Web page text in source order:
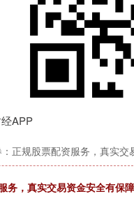
APP
正规股票配资服务，真实交
务，真实交易资金安全有保